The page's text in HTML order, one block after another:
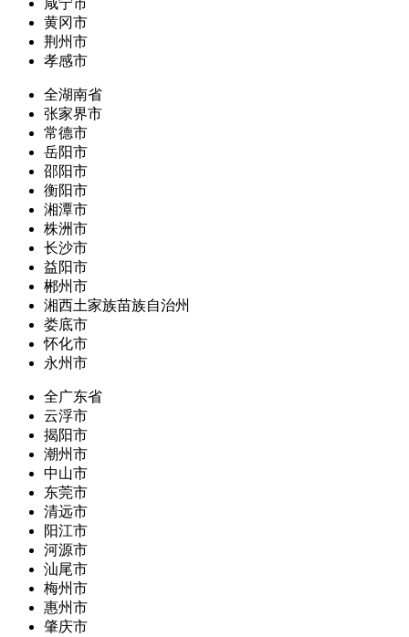
咸宁市
黄冈市
荆州市
孝感市
全湖南省
张家界市
常德市
岳阳市
邵阳市
衡阳市
湘潭市
株洲市
长沙市
益阳市
郴州市
湘西土家族苗族自治州
娄底市
怀化市
永州市
全广东省
云浮市
揭阳市
潮州市
中山市
东莞市
清远市
阳江市
河源市
汕尾市
梅州市
惠州市
肇庆市